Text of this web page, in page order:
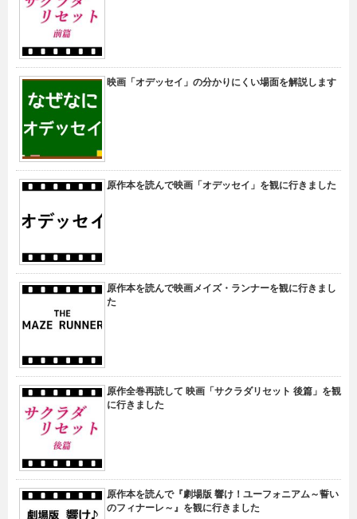
映画「オデッセイ」の分かりにくい場面を解説します
原作本を読んで映画「オデッセイ」を観に行きました
原作本を読んで映画メイズ・ランナーを観に行きまし
た
原作全巻再読して 映画「サクラダリセット 後篇」を観
に行きました
原作本を読んで『劇場版 響け！ユーフォニアム～誓い
のフィナーレ～』を観に行きました